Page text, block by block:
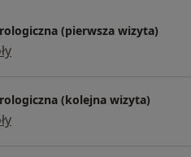
(pierwsza wizyta)
(kolejna wizyta)